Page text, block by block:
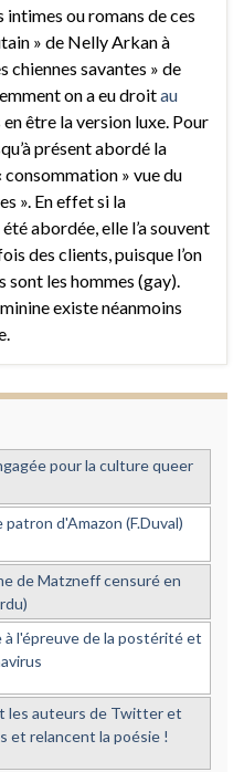
intimes ou romans de ces
» de Nelly Arkan à
chiennes savantes » de
on a eu droitau
en être la version luxe. Pour
présent abordé la
» vue du
». En effet si la
abordée, elle l’a souvent
des clients, puisque l’on
sont les hommes (gay).
existe néanmoins
pour la culture queer
d'Amazon (F.Duval)
de Matzneff censuré en
l'épreuve de la postérité et
les auteurs de Twitter et
et relancent la poésie !